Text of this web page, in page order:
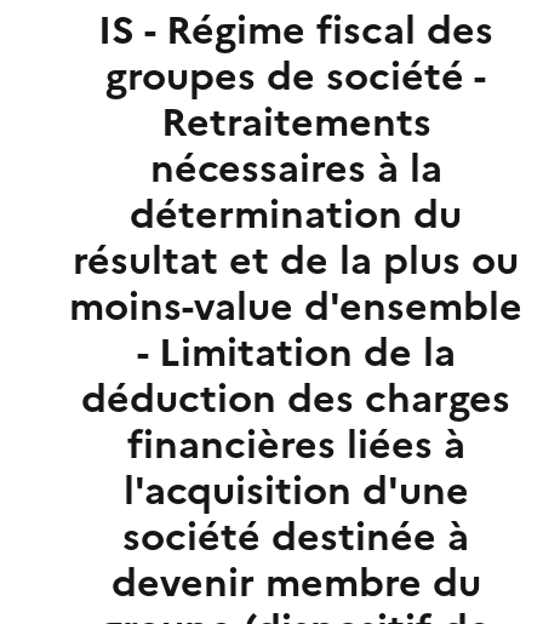
IS - Régime fiscal des
groupes de société -
Retraitements
nécessaires à la
détermination du
résultat et de la plus ou
moins-value d'ensemble
- Limitation de la
déduction des charges
financières liées à
l'acquisition d'une
société destinée à
devenir membre du